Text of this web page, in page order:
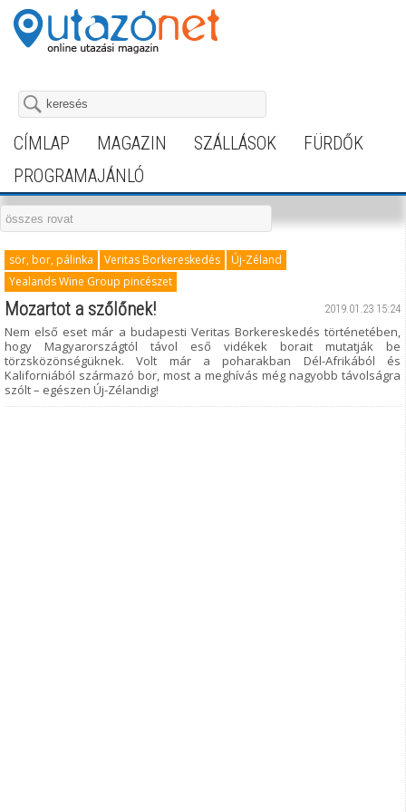
CÍMLAP MAGAZIN SZÁLLÁSOK
FÜRDŐK
PROGRAMAJÁNLÓ
sör, bor, pálinka Veritas Borkereskedés
Új-Zéland
Yealands Wine Group pincészet
2019.01.23 15:24
Mozartot a szőlőnek!
Nem első eset már a budapesti Veritas Borkereskedés történetében,
hogy Magyarországtól távol eső vidékek borait mutatják be
törzsközönségüknek. Volt már a poharakban Dél-Afrikából és
Kaliforniából származó bor, most a meghívás még nagyobb távolságra
szólt – egészen Új-Zélandig!